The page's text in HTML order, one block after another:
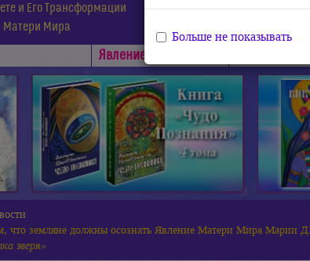
и Его Трансформации
Матери Мира
СофиоЛогия Матери
Явлениe Матери Мира
что земляне должны осознать Явление Матери Мира
зверя»
Больше не показывать